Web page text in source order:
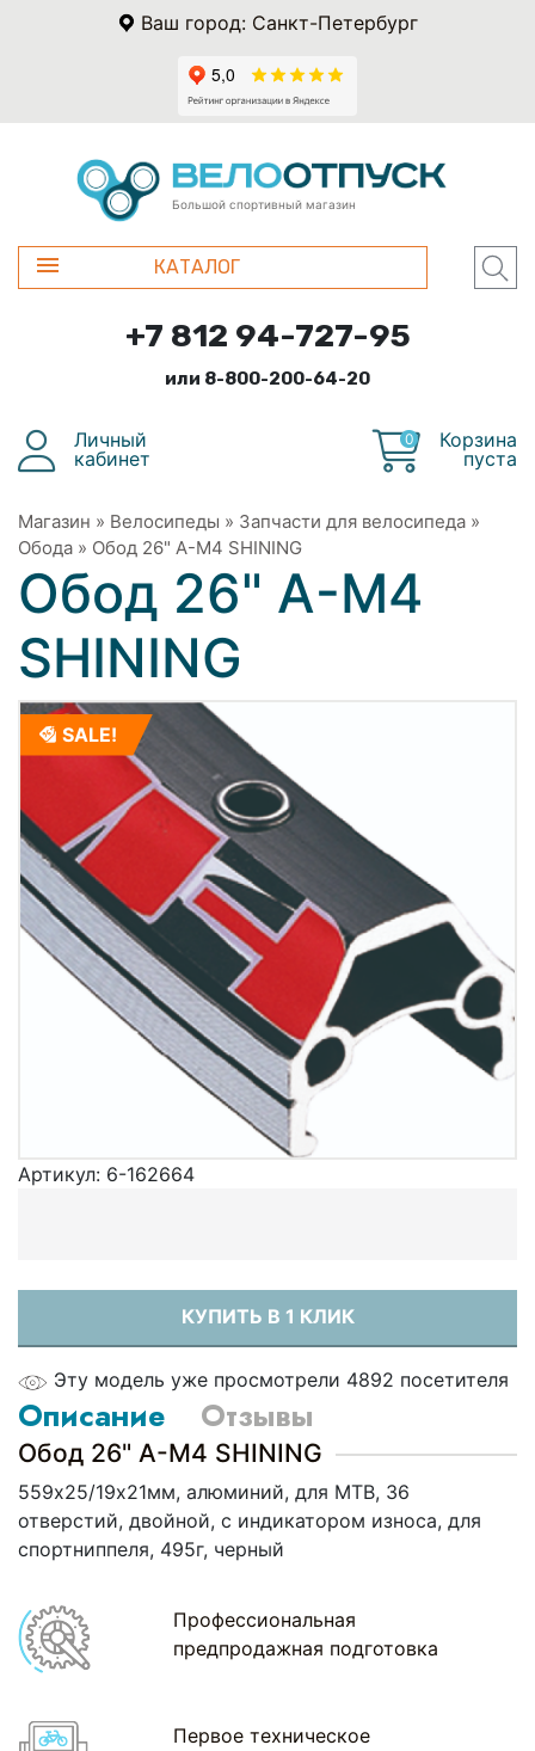
Ваш город: Санкт-Петербург
Большой спортивный магазин
КАТАЛОГ
+7 812 94-727-95
или 8-800-200-64-20
Личный
кабинет
0
Корзина
пуста
Магазин » Велосипеды » Запчасти для велосипеда »
Обода » Обод 26" A-M4 SHINING
Обод 26" A-M4
SHINING
SALE!
Артикул: 6-162664
КУПИТЬ В 1 КЛИК
Эту модель уже просмотрели 4892 посетителя
Описание Отзывы
Обод 26" A-M4 SHINING
559х25/19х21мм, алюминий, для MTB, 36
отверстий, двойной, с индикатором износа, для
спортниппеля, 495г, черный
Профессиональная
предпродажная подготовка
Первое техническое